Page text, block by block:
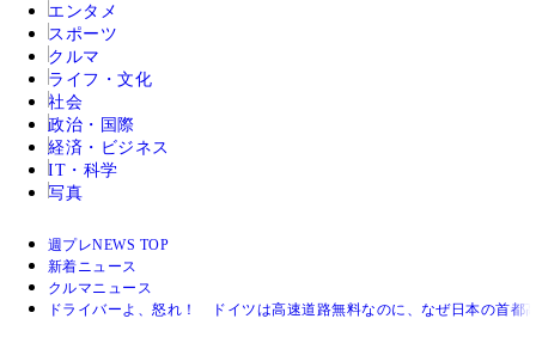
エンタメ
スポーツ
クルマ
ライフ・文化
社会
政治・国際
経済・ビジネス
IT・科学
写真
週プレNEWS TOP
新着ニュース
クルマニュース
ドライバーよ、怒れ！ ドイツは高速道路無料なのに、なぜ日本の首都